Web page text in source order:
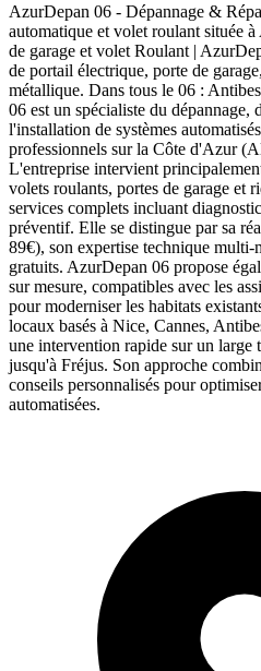
AzurDepan 06 - Dépannage &
automatique et volet roulant située
de garage et volet Roulant |
de portail électrique, porte de
métallique. Dans tous le 06 :
06 est un spécialiste du dépannage,
l'installation de systèmes
professionnels sur la Côte d'Azur
L'entreprise intervient
volets roulants, portes de garage et
services complets incluant
préventif. Elle se distingue par sa
89€), son expertise technique
gratuits. AzurDepan 06 propose
sur mesure, compatibles avec les
pour moderniser les habitats
locaux basés à Nice, Cannes,
une intervention rapide sur un
jusqu'à Fréjus. Son approche
conseils personnalisés pour
automatisées.